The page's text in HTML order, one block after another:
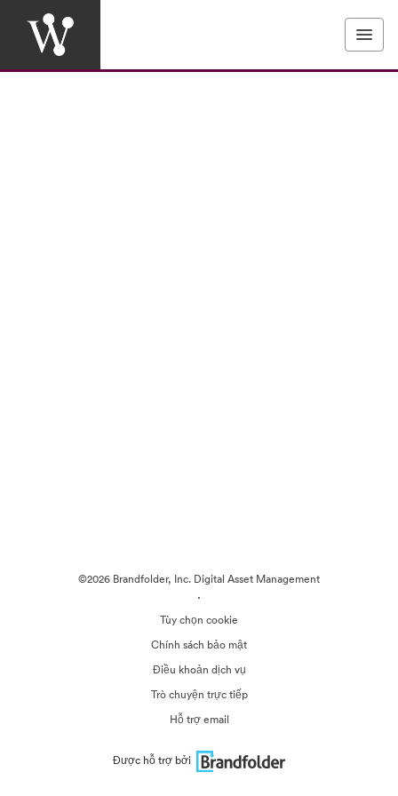
©2026 Brandfolder, Inc. Digital Asset Management
·
Tùy chọn cookie
Chính sách bảo mật
Điều khoản dịch vụ
Trò chuyện trực tiếp
Hỗ trợ email
Được hỗ trợ bởi